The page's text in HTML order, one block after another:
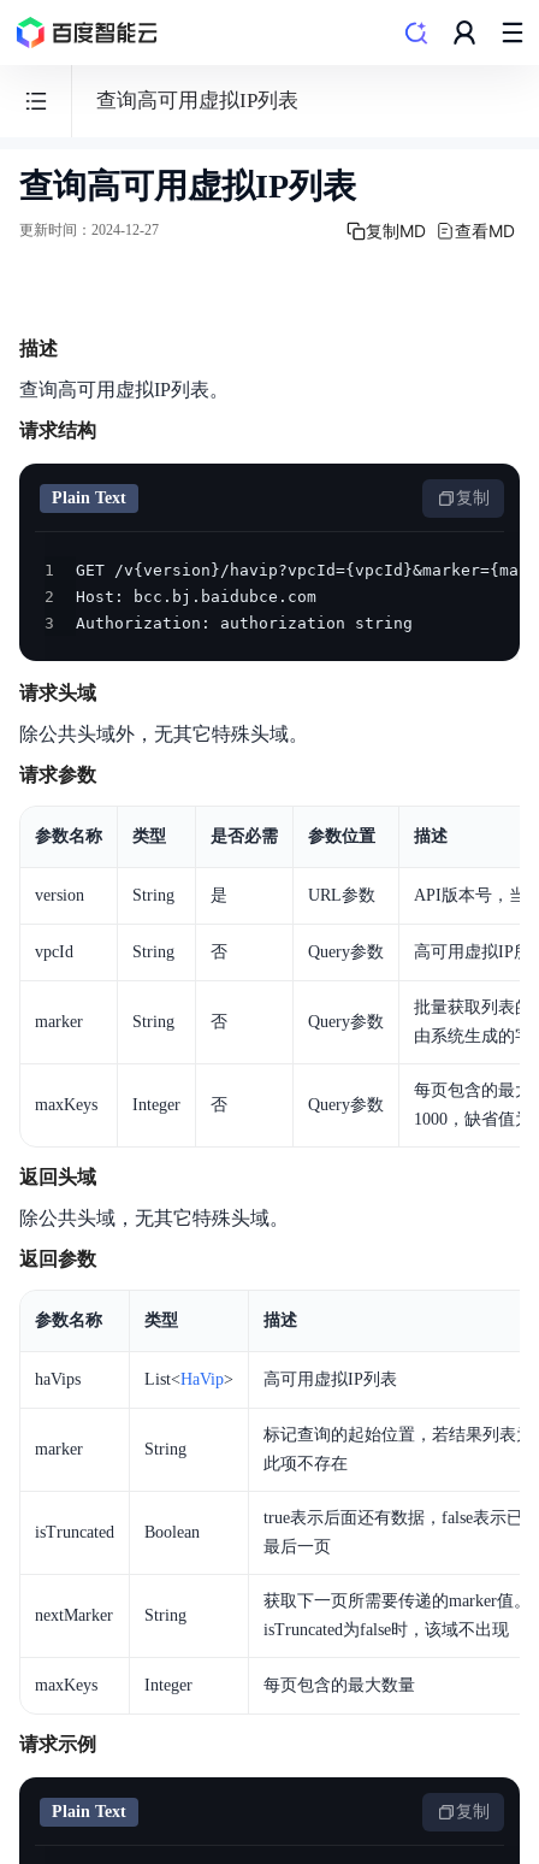
查询高可用虚拟IP列表
私
有
功能发布记录
产品描述
产品定价
操作指南
API参考
SDK
VPC CLI
查询高可用虚拟IP列表
更新时间 ： 2024-12-27 复制MD 查看MD
描述
查询高可用虚拟IP列表。
请求结构
Plain Text 复制
1
2
3
Authorization: authorization string
请求头域
除公共头域外，无其它特殊头域。
请求参数
参数名称 类型 是否必需 参数位置 描述
version String 是 URL参数 API版本号，当
vpcId String 否 Query参数 高可用虚拟IP所
marker String 否 Query参数
批量获取列表的
由系统生成的字
maxKeys Integer 否 Query参数
每页包含的最大
1000，缺省值为
返回头域
除公共头域，无其它特殊头域。
返回参数
参数名称 类型 描述
haVips List<HaVip> 高可用虚拟IP列表
marker String
标记查询的起始位置，若结果列表为
此项不存在
isTruncated Boolean
true表示后面还有数据，false表示已
最后一页
nextMarker String
获取下一页所需要传递的marker值。
isTruncated为false时，该域不出现
maxKeys Integer 每页包含的最大数量
请求示例
Plain Text 复制